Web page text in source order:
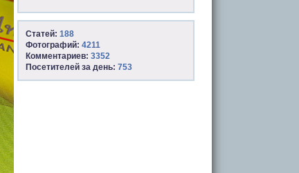
Статей: 188
Фотографий: 4211
Комментариев: 3352
Посетителей за день: 753